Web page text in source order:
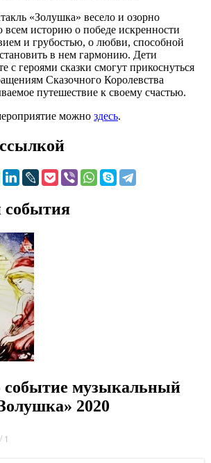
«Золушка» весело и озорно
всем историю о победе искренности
и грубостью, о любви, способной
в нем гармонию. Дети
с героями сказки смогут прикоснуться
Сказочного Королевства
путешествие к своему счастью.
можно здесь.
события
музыкальный
2020
/ 1